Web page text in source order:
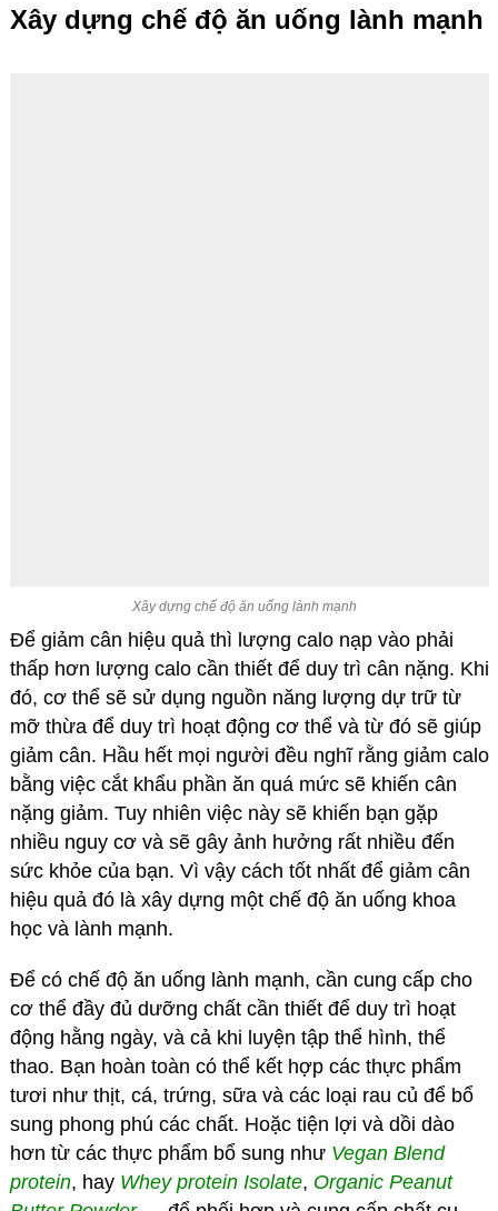
Xây dựng chế độ ăn uống lành mạnh
Xây dựng chế độ ăn uống lành mạnh
Để giảm cân hiệu quả thì lượng calo nạp vào phải
thấp hơn lượng calo cần thiết để duy trì cân nặng. Khi
đó, cơ thể sẽ sử dụng nguồn năng lượng dự trữ từ
mỡ thừa để duy trì hoạt động cơ thể và từ đó sẽ giúp
giảm cân. Hầu hết mọi người đều nghĩ rằng giảm calo
bằng việc cắt khẩu phần ăn quá mức sẽ khiến cân
nặng giảm. Tuy nhiên việc này sẽ khiến bạn gặp
nhiều nguy cơ và sẽ gây ảnh hưởng rất nhiều đến
sức khỏe của bạn. Vì vậy cách tốt nhất để giảm cân
hiệu quả đó là xây dựng một chế độ ăn uống khoa
học và lành mạnh.
Để có chế độ ăn uống lành mạnh, cần cung cấp cho
cơ thể đầy đủ dưỡng chất cần thiết để duy trì hoạt
động hằng ngày, và cả khi luyện tập thể hình, thể
thao. Bạn hoàn toàn có thể kết hợp các thực phẩm
tươi như thịt, cá, trứng, sữa và các loại rau củ để bổ
sung phong phú các chất. Hoặc tiện lợi và dồi dào
hơn từ các thực phẩm bổ sung như Vegan Blend
protein, hay Whey protein Isolate, Organic Peanut